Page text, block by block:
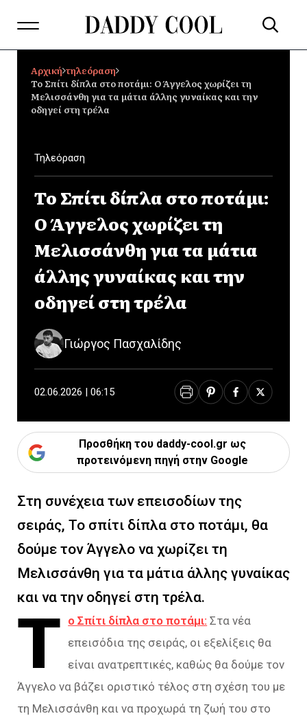
Αρχική τηλεόραση
Το Σπίτι δίπλα στο ποτάμι: Ο Άγγελος χωρίζει τη
Μελισσάνθη για τα μάτια άλλης γυναίκας και την
οδηγεί στη τρέλα
Τηλεόραση
Το Σπίτι δίπλα στο ποτάμι:
Ο Άγγελος χωρίζει τη
Μελισσάνθη για τα μάτια
άλλης γυναίκας και την
οδηγεί στη τρέλα
Γιώργος Πασχαλίδης
02.06.2026 | 06:15
Προσθήκη του daddy-cool.gr ως
προτεινόμενη πηγή στην Google
Στη συνέχεια των επεισοδίων της
σειράς, Το σπίτι δίπλα στο ποτάμι, θα
δούμε τον Άγγελο να χωρίζει τη
Μελισσάνθη για τα μάτια άλλης γυναίκας
και να την οδηγεί στη τρέλα.
Τ ο Σπίτι δίπλα στο ποτάμι: Στα νέα
επεισόδια της σειράς, οι εξελίξεις θα
είναι ανατρεπτικές, καθώς θα δούμε τον
Άγγελο να βάζει οριστικό τέλος στη σχέση του με
τη Μελισσάνθη και να προχωρά τη ζωή του στο